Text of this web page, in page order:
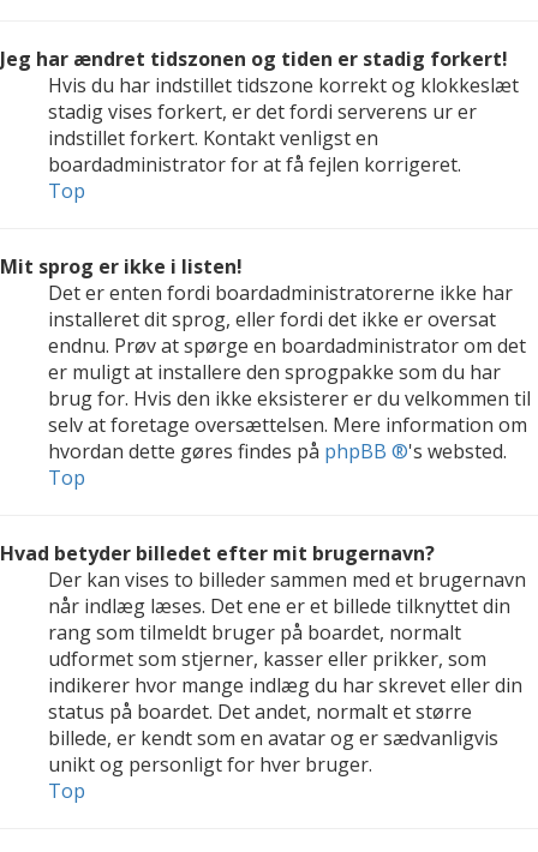
Jeg har ændret tidszonen og tiden er stadig forkert!
Hvis du har indstillet tidszone korrekt og klokkeslæt
stadig vises forkert, er det fordi serverens ur er
indstillet forkert. Kontakt venligst en
boardadministrator for at få fejlen korrigeret.
Top
Mit sprog er ikke i listen!
Det er enten fordi boardadministratorerne ikke har
installeret dit sprog, eller fordi det ikke er oversat
endnu. Prøv at spørge en boardadministrator om det
er muligt at installere den sprogpakke som du har
brug for. Hvis den ikke eksisterer er du velkommen til
selv at foretage oversættelsen. Mere information om
hvordan dette gøres findes på phpBB ®'s websted.
Top
Hvad betyder billedet efter mit brugernavn?
Der kan vises to billeder sammen med et brugernavn
når indlæg læses. Det ene er et billede tilknyttet din
rang som tilmeldt bruger på boardet, normalt
udformet som stjerner, kasser eller prikker, som
indikerer hvor mange indlæg du har skrevet eller din
status på boardet. Det andet, normalt et større
billede, er kendt som en avatar og er sædvanligvis
unikt og personligt for hver bruger.
Top